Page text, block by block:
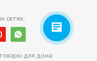
сетях:
для дома